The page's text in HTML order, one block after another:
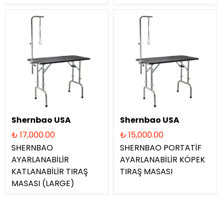
Shernbao USA
₺ 17,000.00
SHERNBAO
AYARLANABİLİR
KATLANABİLİR TIRAŞ
MASASI (LARGE)
Shernbao USA
₺ 15,000.00
SHERNBAO PORTATİF
AYARLANABİLİR KÖPEK
TIRAŞ MASASI